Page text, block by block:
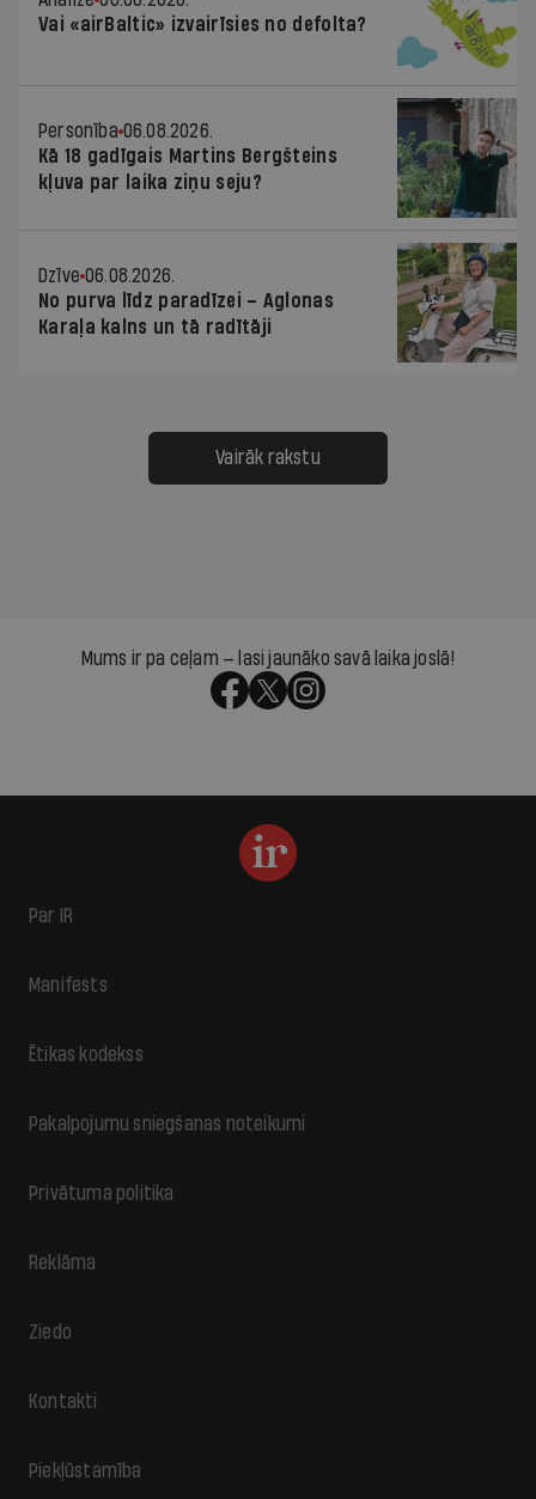
Vai «airBaltic» izvairīsies no defolta?
Personība 06.08.2026.
Kā 18 gadīgais Martins Bergšteins
kļuva par laika ziņu seju?
Dzīve 06.08.2026.
No purva līdz paradīzei – Aglonas
Karaļa kalns un tā radītāji
Vairāk rakstu
Mums ir pa ceļam — lasi jaunāko savā laika joslā!
Par IR
Manifests
Ētikas kodekss
Pakalpojumu sniegšanas noteikumi
Privātuma politika
Reklāma
Ziedo
Kontakti
Piekļūstamība